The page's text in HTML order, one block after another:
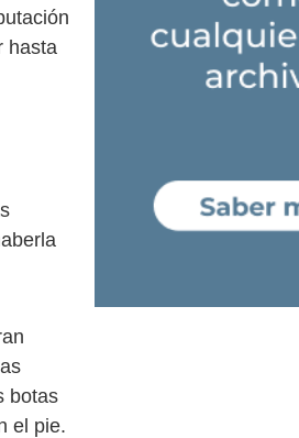
hasta
botas
el pie.